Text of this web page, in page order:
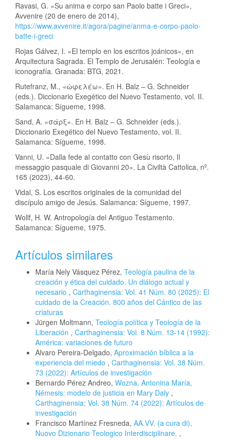
Ravasi, G. «Su anima e corpo san Paolo batte i Greci»,
Avvenire (20 de enero de 2014),
https://www.avvenire.it/agora/pagine/anma-e-corpo-paolo-
batte-i-greci
Rojas Gálvez, I. «El templo en los escritos joánicos», en
Arquitectura Sagrada. El Templo de Jerusalén: Teología e
iconografía. Granada: BTG, 2021.
Rutefranz, M., «ὠφελέω». En H. Balz – G. Schneider
(eds.). Diccionario Exegético del Nuevo Testamento, vol. II.
Salamanca: Sígueme, 1998.
Sand, A. «σάρξ». En H. Balz – G. Schneider (eds.).
Diccionario Exegético del Nuevo Testamento, vol. II.
Salamanca: Sígueme, 1998.
Vanni, U. «Dalla fede al contatto con Gesù risorto, Il
messaggio pasquale di Giovanni 20». La Civiltà Cattolica, nº.
165 (2023), 44-60.
Vidal, S. Los escritos originales de la comunidad del
discípulo amigo de Jesús. Salamanca: Sígueme, 1997.
Wollf, H. W. Antropología del Antiguo Testamento.
Salamanca: Sígueme, 1975.
Artículos similares
María Nely Vásquez Pérez, Teología paulina de la
creación y ética del cuidado. Un diálogo actual y
necesario , Carthaginensia: Vol. 41 Núm. 80 (2025): El
cuidado de la Creación. 800 años del Cántico de las
criaturas
Jürgen Moltmann, Teología política y Teología de la
Liberación , Carthaginensia: Vol. 8 Núm. 13-14 (1992):
América: variaciones de futuro
Alvaro Pereira-Delgado, Aproximación bíblica a la
experiencia del miedo , Carthaginensia: Vol. 38 Núm.
73 (2022): Artículos de investigación
Bernardo Pérez Andreo, Wozna, Antonina María,
Némesis: modelo de justicia en Mary Daly ,
Carthaginensia: Vol. 38 Núm. 74 (2022): Artículos de
investigación
Francisco Martínez Fresneda, AA.VV. (a cura di),
Nuovo Dizionario Teologico Interdisciplinare. ,